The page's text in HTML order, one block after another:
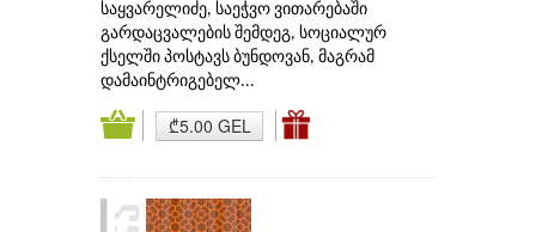
საყვარელიძე, საეჭვო ვითარებაში
გარდაცვალების შემდეგ, სოციალურ
ქსელში პოსტავს ბუნდოვან, მაგრამ
დამაინტრიგებელ...
₾5.00 GEL